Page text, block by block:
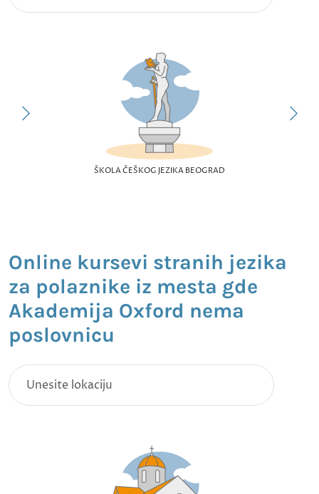
ŠKOLA ČEŠKOG JEZIKA BEOGRAD
Online kursevi stranih jezika
za polaznike iz mesta gde
Akademija Oxford nema
poslovnicu